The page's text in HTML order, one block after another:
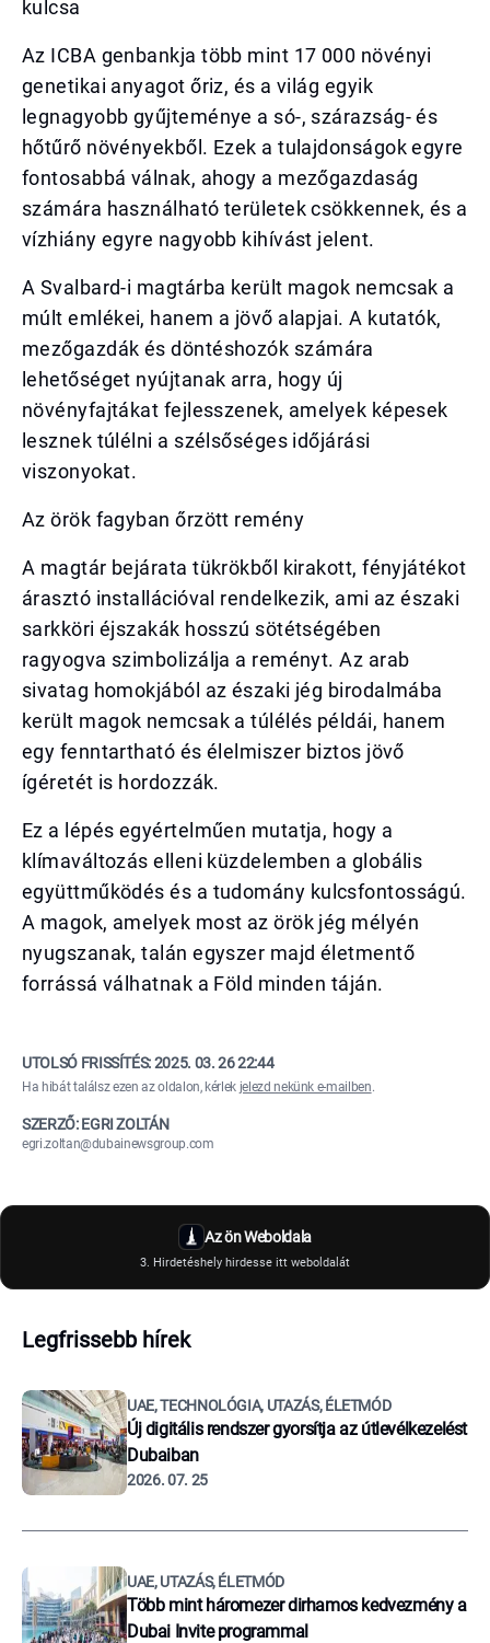
kulcsa
Az ICBA genbankja több mint 17 000 növényi
genetikai anyagot őriz, és a világ egyik
legnagyobb gyűjteménye a só-, szárazság- és
hőtűrő növényekből. Ezek a tulajdonságok egyre
fontosabbá válnak, ahogy a mezőgazdaság
számára használható területek csökkennek, és a
vízhiány egyre nagyobb kihívást jelent.
A Svalbard-i magtárba került magok nemcsak a
múlt emlékei, hanem a jövő alapjai. A kutatók,
mezőgazdák és döntéshozók számára
lehetőséget nyújtanak arra, hogy új
növényfajtákat fejlesszenek, amelyek képesek
lesznek túlélni a szélsőséges időjárási
viszonyokat.
Az örök fagyban őrzött remény
A magtár bejárata tükrökből kirakott, fényjátékot
árasztó installációval rendelkezik, ami az északi
sarkköri éjszakák hosszú sötétségében
ragyogva szimbolizálja a reményt. Az arab
sivatag homokjából az északi jég birodalmába
került magok nemcsak a túlélés példái, hanem
egy fenntartható és élelmiszer biztos jövő
ígéretét is hordozzák.
Ez a lépés egyértelműen mutatja, hogy a
klímaváltozás elleni küzdelemben a globális
együttműködés és a tudomány kulcsfontosságú.
A magok, amelyek most az örök jég mélyén
nyugszanak, talán egyszer majd életmentő
forrássá válhatnak a Föld minden táján.
UTOLSÓ FRISSÍTÉS:2025. 03. 26 22:44
Ha hibát találsz ezen az oldalon, kérlek jelezd nekünk e-mailben.
SZERZŐ: EGRI ZOLTÁN
egri.zoltan@dubainewsgroup.com
Az ön Weboldala
3. Hirdetéshely hirdesse itt weboldalát
Legfrissebb hírek
UAE, TECHNOLÓGIA, UTAZÁS, ÉLETMÓD
Új digitális rendszer gyorsítja az útlevélkezelést
Dubaiban
2026. 07. 25
UAE, UTAZÁS, ÉLETMÓD
Több mint háromezer dirhamos kedvezmény a
Dubai Invite programmal